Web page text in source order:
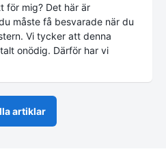
för mig? Det här är
måste få besvarade när du
Vi tycker att denna
onödig. Därför har vi
artiklar